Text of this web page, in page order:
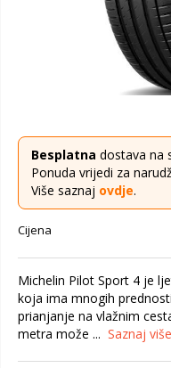
Besplatna dostava na
Ponuda vrijedi za
Više saznaj ovdje.
Cijena
Michelin Pilot Sport 4 je
koja ima mnogih
prianjanje na vlažnim
metra može ... Saznaj više